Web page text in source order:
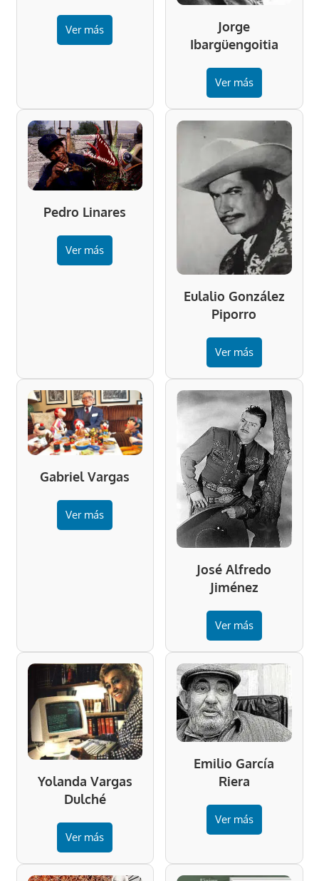
Ver más
Jorge
Ibargüengoitia
Ver más
Pedro Linares
Ver más
Eulalio González
Piporro
Ver más
Gabriel Vargas
Ver más
José Alfredo
Jiménez
Ver más
Yolanda Vargas
Dulché
Ver más
Emilio García
Riera
Ver más